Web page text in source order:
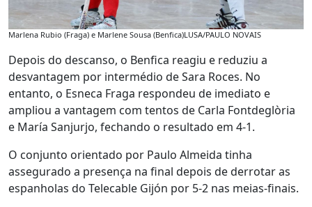
Marlena Rubio (Fraga) e Marlene Sousa (Benfica)LUSA/PAULO NOVAIS
Depois do descanso, o Benfica reagiu e reduziu a
desvantagem por intermédio de Sara Roces. No
entanto, o Esneca Fraga respondeu de imediato e
ampliou a vantagem com tentos de Carla Fontdeglòria
e María Sanjurjo, fechando o resultado em 4-1.
O conjunto orientado por Paulo Almeida tinha
assegurado a presença na final depois de derrotar as
espanholas do Telecable Gijón por 5-2 nas meias-finais.